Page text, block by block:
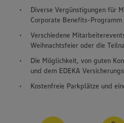
Diverse Vergünstigungen für
Corporate Benefits-Programm
Verschiedene
Weihnachtsfeier oder die
Die Möglichkeit, von guten
und dem EDEKA
Kostenfreie Parkplätze und